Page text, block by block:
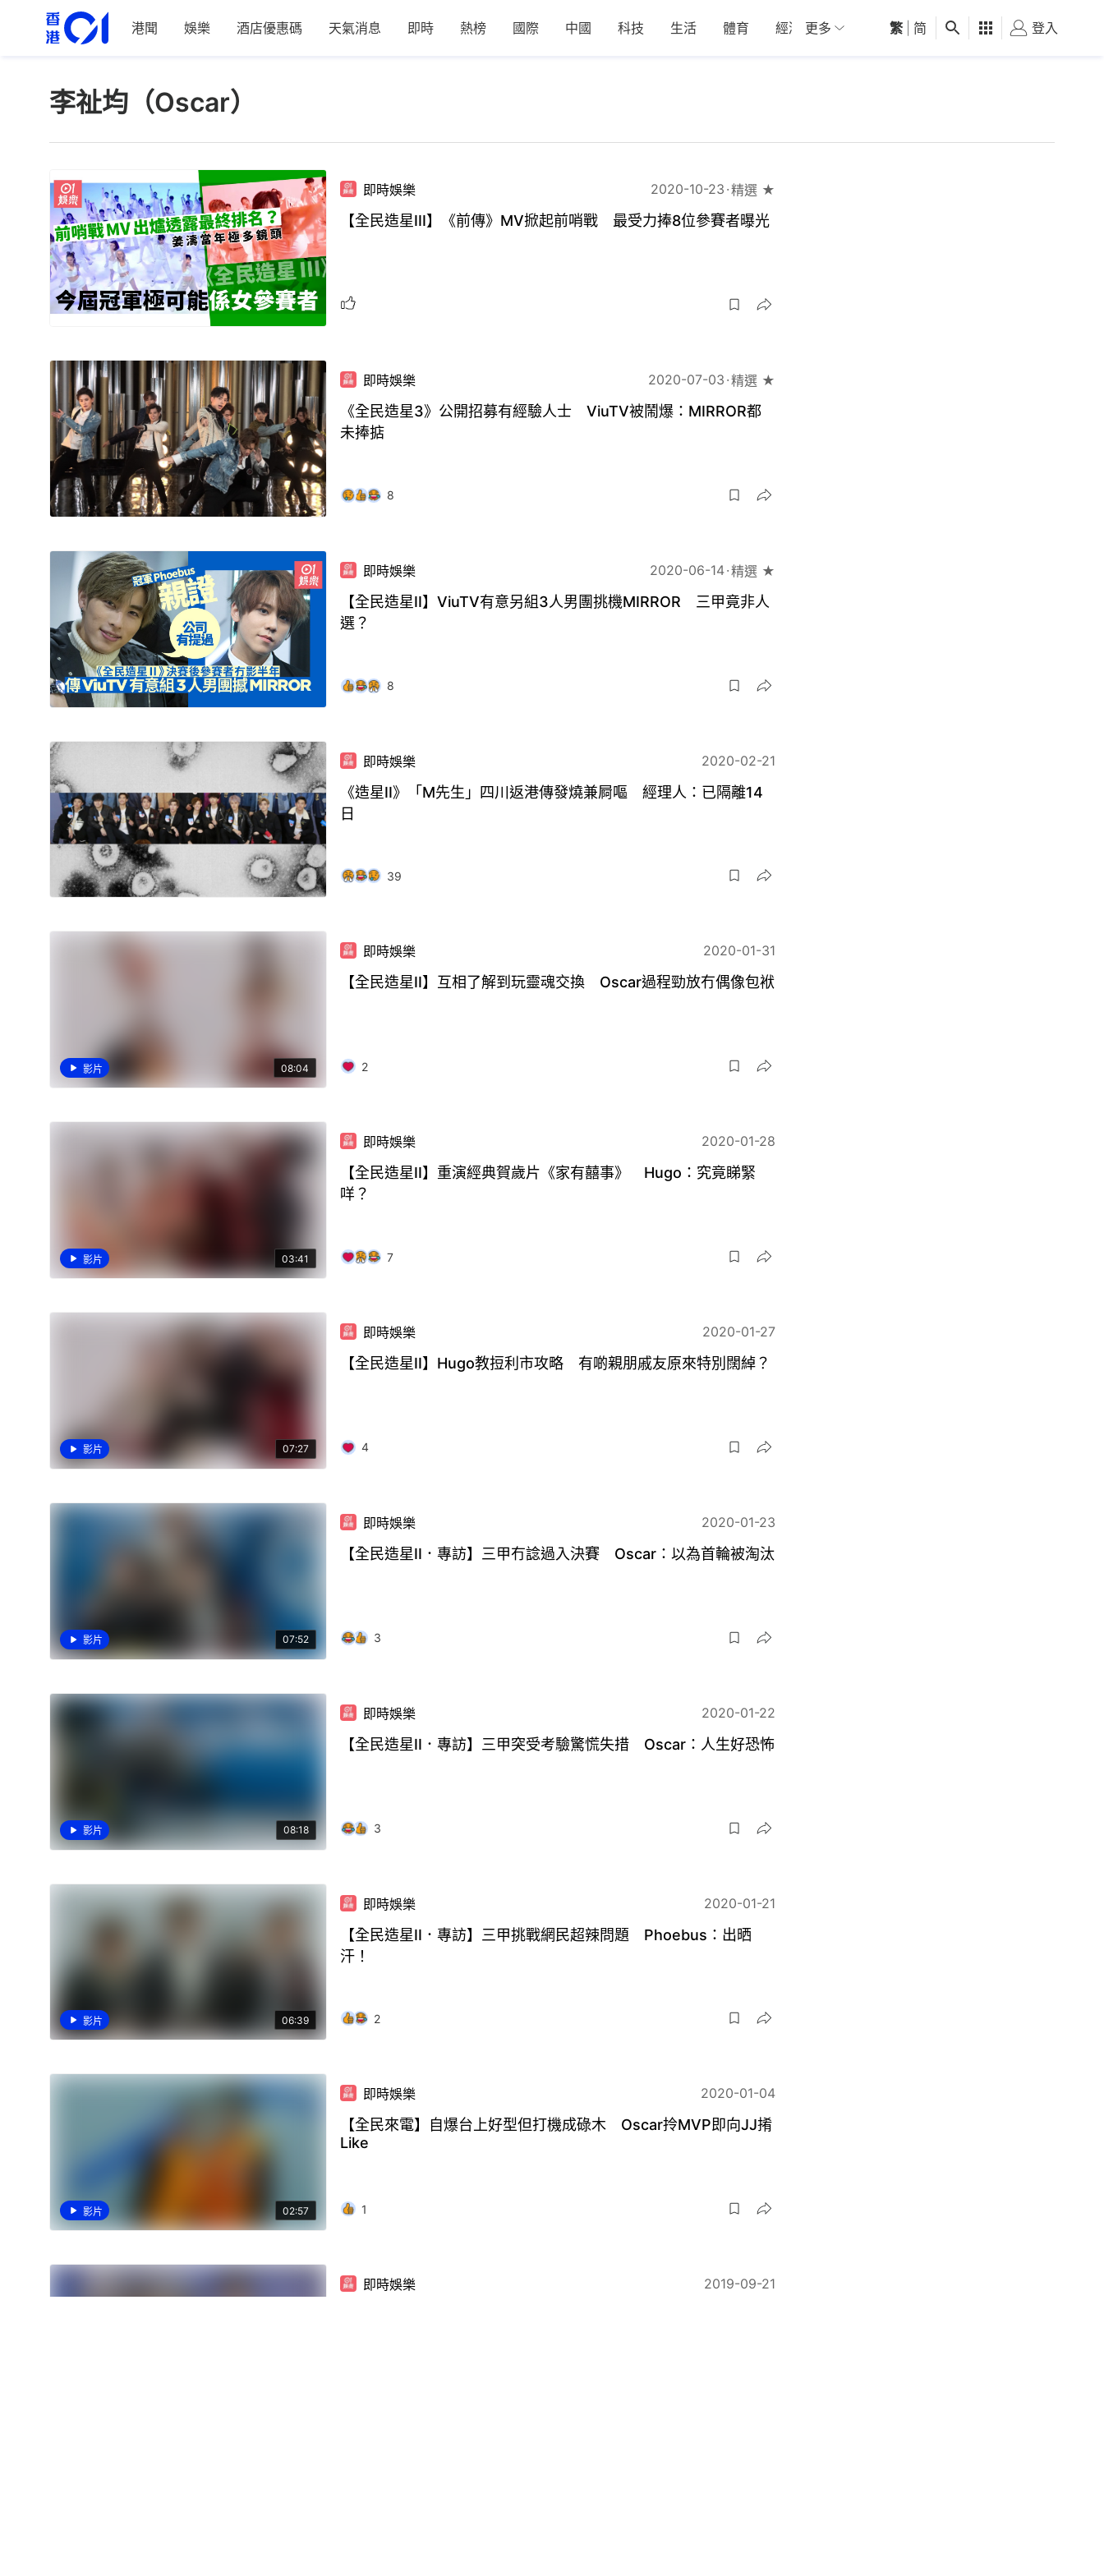
港聞 娛樂 酒店優惠碼 天氣消息 即時 熱榜 國際 中國 科技 生活 體育 經濟 01深圳 觀點 健康 好食玩飛
更多 繁 简 登入
李祉均（Oscar）
即時娛樂 2020-10-23 精選 ★
【全民造星III】《前傳》MV掀起前哨戰 最受力捧8位參賽者曝光
即時娛樂 2020-07-03 精選 ★
《全民造星3》公開招募有經驗人士 ViuTV被鬧爆：MIRROR都
未捧掂
8
即時娛樂 2020-06-14 精選 ★
【全民造星II】ViuTV有意另組3人男團挑機MIRROR 三甲竟非人
選？
8
即時娛樂 2020-02-21
《造星II》「M先生」四川返港傳發燒兼屙嘔 經理人：已隔離14
日
39
影片 08:04
即時娛樂 2020-01-31
【全民造星II】互相了解到玩靈魂交換 Oscar過程勁放冇偶像包袱
2
影片 03:41
即時娛樂 2020-01-28
【全民造星II】重演經典賀歲片《家有囍事》 Hugo：究竟睇緊
咩？
7
影片 07:27
即時娛樂 2020-01-27
【全民造星II】Hugo教𢭃利市攻略 有啲親朋戚友原來特別闊綽？
4
影片 07:52
即時娛樂 2020-01-23
【全民造星II．專訪】三甲冇諗過入決賽 Oscar：以為首輪被淘汰
3
影片 08:18
即時娛樂 2020-01-22
【全民造星II．專訪】三甲突受考驗驚慌失措 Oscar：人生好恐怖
3
影片 06:39
即時娛樂 2020-01-21
【全民造星II．專訪】三甲挑戰網民超辣問題 Phoebus：出晒
汗！
2
影片 02:57
即時娛樂 2020-01-04
【全民來電】自爆台上好型但打機成碌木 Oscar拎MVP即向JJ𢯎
Like
1
即時娛樂 2019-09-21